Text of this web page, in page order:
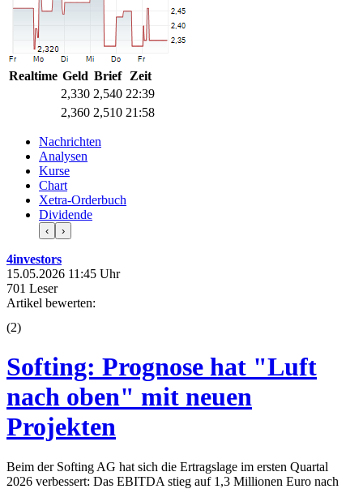
Realtime Geld Brief
Zeit
2,330 2,540 22:39
2,360 2,510 21:58
Nachrichten
Analysen
Kurse
Chart
Xetra-Orderbuch
Dividende
‹ ›
4investors
15.05.2026 11:45 Uhr
701 Leser
Artikel bewerten:
(2)
Softing: Prognose hat "Luft
nach oben" mit neuen
Projekten
Beim der Softing AG hat sich die Ertragslage im ersten Quartal
2026 verbessert: Das EBITDA stieg auf 1,3 Millionen Euro nach